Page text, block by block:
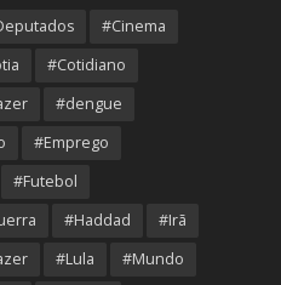
#Cinema
#Cotidiano
#dengue
#Emprego
#Futebol
#Haddad
#Irã
#Lula
#Mundo